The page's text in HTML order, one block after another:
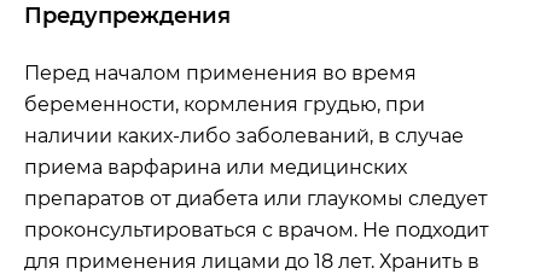
Предупреждения
Перед началом применения во время
беременности, кормления грудью, при
наличии каких-либо заболеваний, в случае
приема варфарина или медицинских
препаратов от диабета или глаукомы следует
проконсультироваться с врачом. Не подходит
для применения лицами до 18 лет. Хранить в